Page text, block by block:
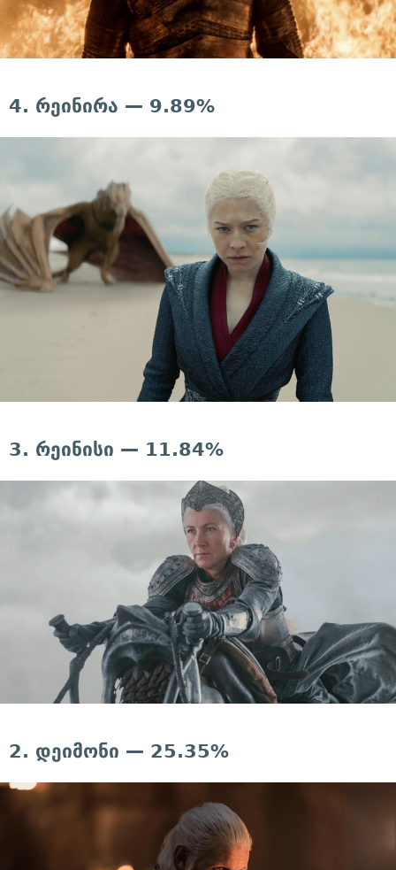
4. რეინირა — 9.89%
3. რეინისი — 11.84%
2. დეიმონი — 25.35%